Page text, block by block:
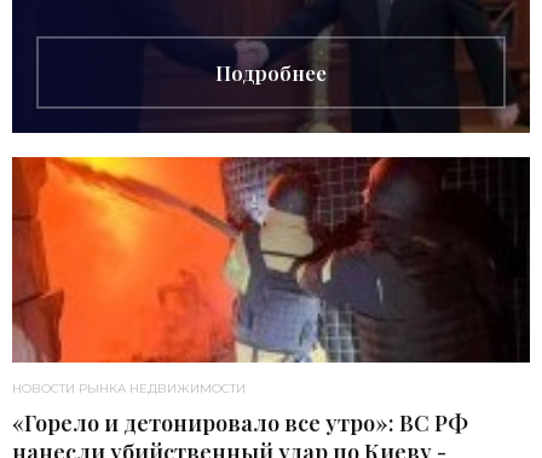
Подробнее
НОВОСТИ РЫНКА НЕДВИЖИМОСТИ
«Горело и детонировало все утро»: ВС РФ